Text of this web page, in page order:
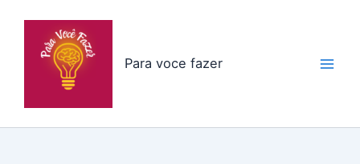
Para voce fazer